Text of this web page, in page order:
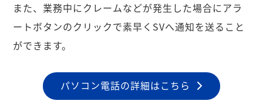
また、業務中にクレームなどが発生した場合にアラ
ートボタンのクリックで素早くSVへ通知を送ること
ができます。
パソコン電話の詳細はこちら